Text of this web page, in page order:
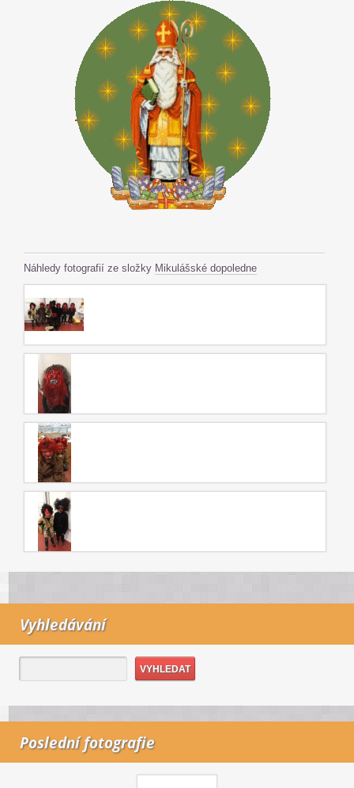
Náhledy fotografií ze složky Mikulášské dopoledne
Vyhledávání
Poslední fotografie